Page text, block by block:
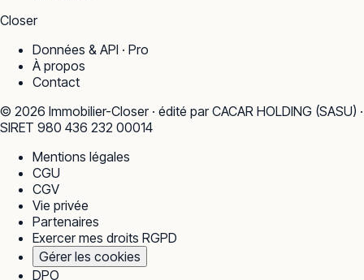
Closer
Données & API · Pro
À propos
Contact
© 2026 Immobilier-Closer · édité par CACAR HOLDING (SASU) ·
SIRET 980 436 232 00014
Mentions légales
CGU
CGV
Vie privée
Partenaires
Exercer mes droits RGPD
Gérer les cookies
DPO